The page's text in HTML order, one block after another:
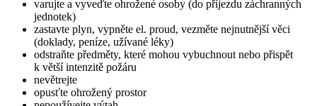
varujte a vyveďte ohrožené osoby (do příjezdu záchranných
jednotek)
zastavte plyn, vypněte el. proud, vezměte nejnutnější věci
(doklady, peníze, užívané léky)
odstraňte předměty, které mohou vybuchnout nebo přispět
k větší intenzitě požáru
nevětrejte
opusťte ohrožený prostor